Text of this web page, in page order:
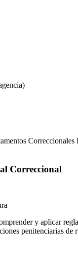
Correccionales
Correccional
y aplicar
penitenciarias de